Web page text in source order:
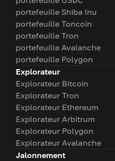
portefeuille Shiba Inu
portefeuille Toncoin
portefeuille Tron
portefeuille Avalanche
portefeuille Polygon
Explorateur
Explorateur Bitcoin
Explorateur Tron
Explorateur Ethereum
Explorateur Arbitrum
Explorateur Polygon
Explorateur Avalanche
Jalonnement